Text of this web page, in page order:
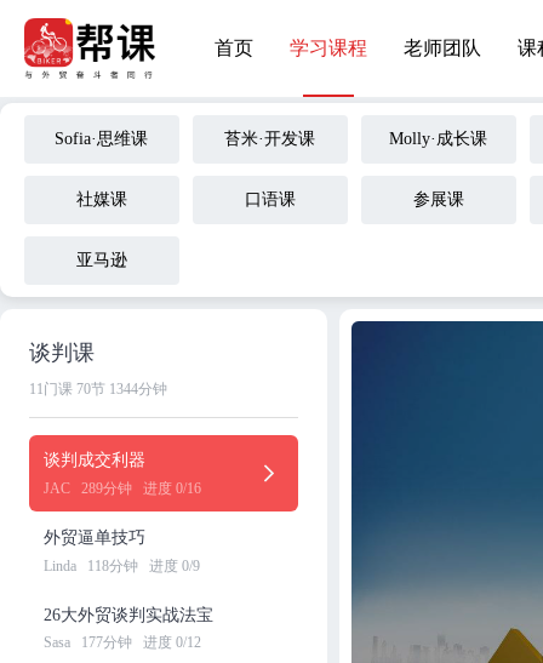
首页 学习课程 老师团队 课
Sofia·思维课 苔米·开发课 Molly·成长课
社媒课 口语课 参展课
亚马逊
谈判课
11门课 70节 1344分钟
谈判成交利器
JAC 289分钟 进度 0/16
外贸逼单技巧
Linda 118分钟 进度 0/9
26大外贸谈判实战法宝
Sasa 177分钟 进度 0/12